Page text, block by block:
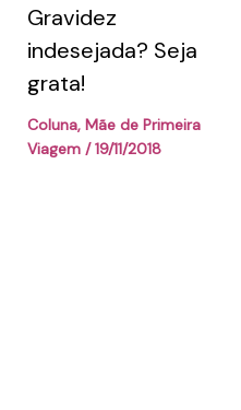
Gravidez
indesejada? Seja
grata!
Coluna,Mãe de Primeira
Viagem /19/11/2018